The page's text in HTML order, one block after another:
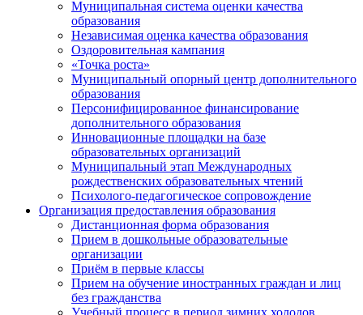
Муниципальная система оценки качества
образования
Независимая оценка качества образования
Оздоровительная кампания
«Точка роста»
Муниципальный опорный центр дополнительного
образования
Персонифицированное финансирование
дополнительного образования
Инновационные площадки на базе
образовательных организаций
Муниципальный этап Международных
рождественских образовательных чтений
Психолого-педагогическое сопровождение
Организация предоставления образования
Дистанционная форма образования
Прием в дошкольные образовательные
организации
Приём в первые классы
Прием на обучение иностранных граждан и лиц
без гражданства